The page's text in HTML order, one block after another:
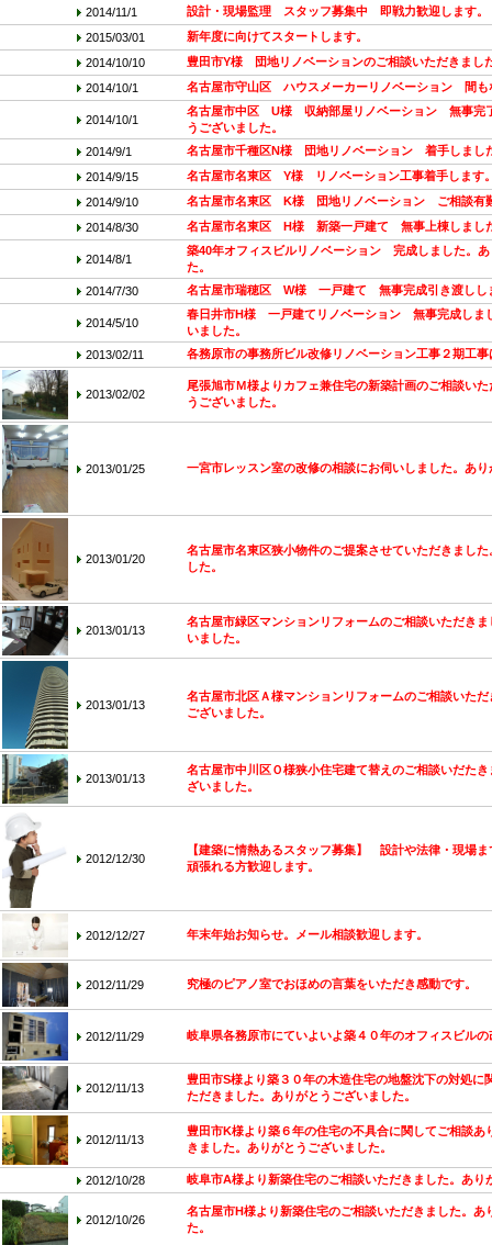
2014/11/1
設計・現場監理 スタッフ募集中 即戦力歓迎します。
2015/03/01
新年度に向けてスタートします。
2014/10/10
豊田市Y様 団地リノベーションのご相談いただきまし
2014/10/1
名古屋市守山区 ハウスメーカーリノベーション 間も
2014/10/1
名古屋市中区 U様 収納部屋リノベーション 無事完
うございました。
2014/9/1
名古屋市千種区N様 団地リノベーション 着手しまし
2014/9/15
名古屋市名東区 Y様 リノベーション工事着手します
2014/9/10
名古屋市名東区 K様 団地リノベーション ご相談有
2014/8/30
名古屋市名東区 H様 新築一戸建て 無事上棟しまし
2014/8/1
築40年オフィスビルリノベーション 完成しました。
た。
2014/7/30
名古屋市瑞穂区 W様 一戸建て 無事完成引き渡しし
2014/5/10
春日井市H様 一戸建てリノベーション 無事完成しま
いました。
2013/02/11
各務原市の事務所ビル改修リノベーション工事２期工
2013/02/02
尾張旭市Ｍ様よりカフェ兼住宅の新築計画のご相談い
うございました。
2013/01/25 一宮市レッスン室の改修の相談にお伺いしました。あ
2013/01/20
名古屋市名東区狭小物件のご提案させていただきまし
した。
2013/01/13
名古屋市緑区マンションリフォームのご相談いただき
いました。
2013/01/13
名古屋市北区Ａ様マンションリフォームのご相談いた
ございました。
2013/01/13
名古屋市中川区Ｏ様狭小住宅建て替えのご相談いだた
ざいました。
2012/12/30
【建築に情熱あるスタッフ募集】 設計や法律・現場
頑張れる方歓迎します。
2012/12/27 年末年始お知らせ。メール相談歓迎します。
2012/11/29 究極のピアノ室でおほめの言葉をいただき感動です。
2012/11/29 岐阜県各務原市にていよいよ築４０年のオフィスビル
2012/11/13
豊田市S様より築３０年の木造住宅の地盤沈下の対処に
ただきました。ありがとうございました。
2012/11/13
豊田市K様より築６年の住宅の不具合に関してご相談あ
きました。ありがとうございました。
2012/10/28 岐阜市A様より新築住宅のご相談いただきました。あり
2012/10/26
名古屋市H様より新築住宅のご相談いただきました。あ
た。